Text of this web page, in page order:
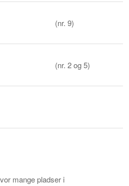
(nr. 9)
(nr. 2 og 5)
mange pladser i